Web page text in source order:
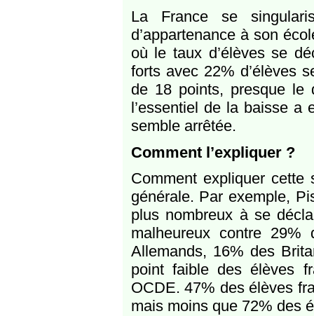
La France se
d’appartenance à son
où le taux d’élèves se
forts avec 22% d’élèves
de 18 points, presque le
l’essentiel de la baisse a
semble arrêtée.
Comment l’expliquer ?
Comment expliquer
générale. Par exemple,
plus nombreux à se
malheureux contre
Allemands, 16% des
point faible des élèves
OCDE. 47% des élèves
mais moins que 72% des